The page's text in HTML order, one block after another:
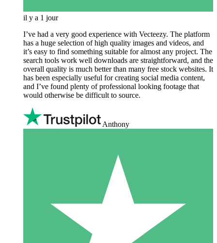
il y a 1 jour
I’ve had a very good experience with Vecteezy. The platform
has a huge selection of high quality images and videos, and
it’s easy to find something suitable for almost any project. The
search tools work well downloads are straightforward, and the
overall quality is much better than many free stock websites. It
has been especially useful for creating social media content,
and I’ve found plenty of professional looking footage that
would otherwise be difficult to source.
Anthony